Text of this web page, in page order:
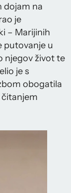
dojam na
je
– Marijinih
putovanje u
njegov život te
je s
obogatila
čitanjem